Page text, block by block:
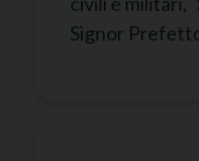
Signor